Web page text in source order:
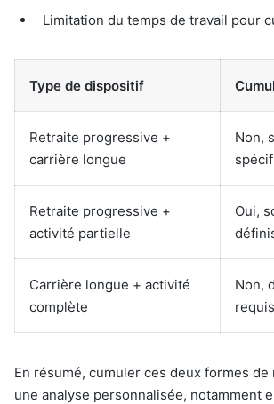
Limitation du temps de travail pour
Type de dispositif
Retraite progressive +
carrière longue
Non,
Retraite progressive +
activité partielle
Oui,
Carrière longue + activité
complète
Non,
requis
En résumé, cumuler ces deux formes
une analyse personnalisée, notamment